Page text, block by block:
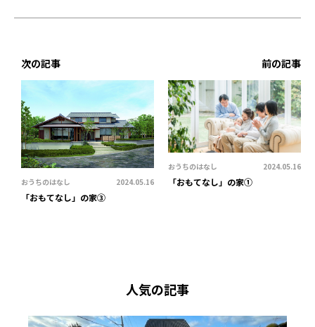
次の記事
おうちのはなし 2024.05.16
「おもてなし」の家③
前の記事
おうちのはなし 2024.05.16
「おもてなし」の家①
人気の記事